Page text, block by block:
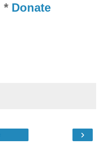
* Donate
›